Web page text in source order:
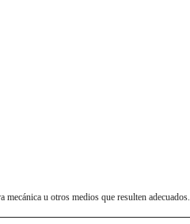
u otros medios que resulten adecuados.